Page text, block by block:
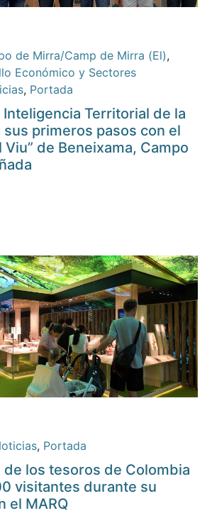
de Mirra/Camp de Mirra (El),
Económico y Sectores
, Portada
Territorial de la
sus primeros pasos con el
Viu” de Beneixama, Campo
, Portada
de los tesoros de Colombia
visitantes durante su
el MARQ